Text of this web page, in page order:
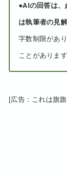
●AIの回答は、
は執筆者の見
字数制限があ
ことがあります
[広告：これは旗